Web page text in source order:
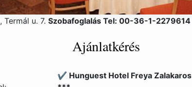
Termál u. 7. Szobafoglalás Tel: 00-36-1-2279614
Ajánlatkérés
✔️ Hunguest Hotel Freya Zalakaros